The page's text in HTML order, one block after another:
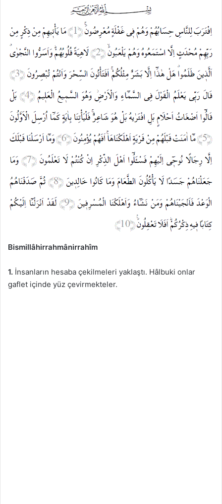
Bismillâhirrahmânirrahîm
1. İnsanların hesaba çekilmeleri yaklaştı. Hâlbuki onlar
gaflet içinde yüz çevirmekteler.